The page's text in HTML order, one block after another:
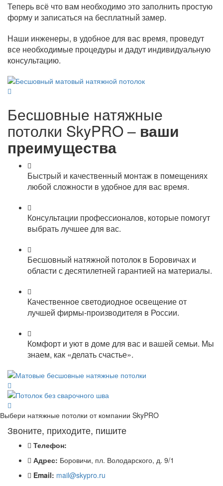
Теперь всё что вам необходимо это заполнить простую
форму и записаться на бесплатный замер.
Наши инженеры, в удобное для вас время, проведут
все необходимые процедуры и дадут индивидуальную
консультацию.
Бесшовные натяжные
потолки SkyPRO – ваши
преимущества
Быстрый и качественный монтаж в помещениях
любой сложности в удобное для вас время.
Консультации профессионалов, которые помогут
выбрать лучшее для вас.
Бесшовный натяжной потолок в Боровичах и
области с десятилетней гарантией на материалы.
Качественное светодиодное освещение от
лучшей фирмы-производителя в России.
Комфорт и уют в доме для вас и вашей семьи. Мы
знаем, как «делать счастье».
Выбери натяжные потолки от компании SkyPRO
Звоните, приходите, пишите
Телефон:
Адрес: Боровичи, пл. Володарского, д. 9/1
Email: mail@skypro.ru